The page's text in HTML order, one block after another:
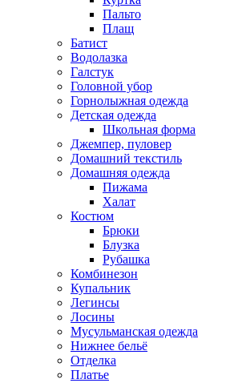
Пальто
Плащ
Батист
Водолазка
Галстук
Головной убор
Горнолыжная одежда
Детская одежда
Школьная форма
Джемпер, пуловер
Домашний текстиль
Домашняя одежда
Пижама
Халат
Костюм
Брюки
Блузка
Рубашка
Комбинезон
Купальник
Легинсы
Лосины
Мусульманская одежда
Нижнее бельё
Отделка
Платье